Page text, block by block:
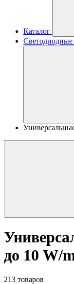
Каталог
до 10 W/
213 товаров